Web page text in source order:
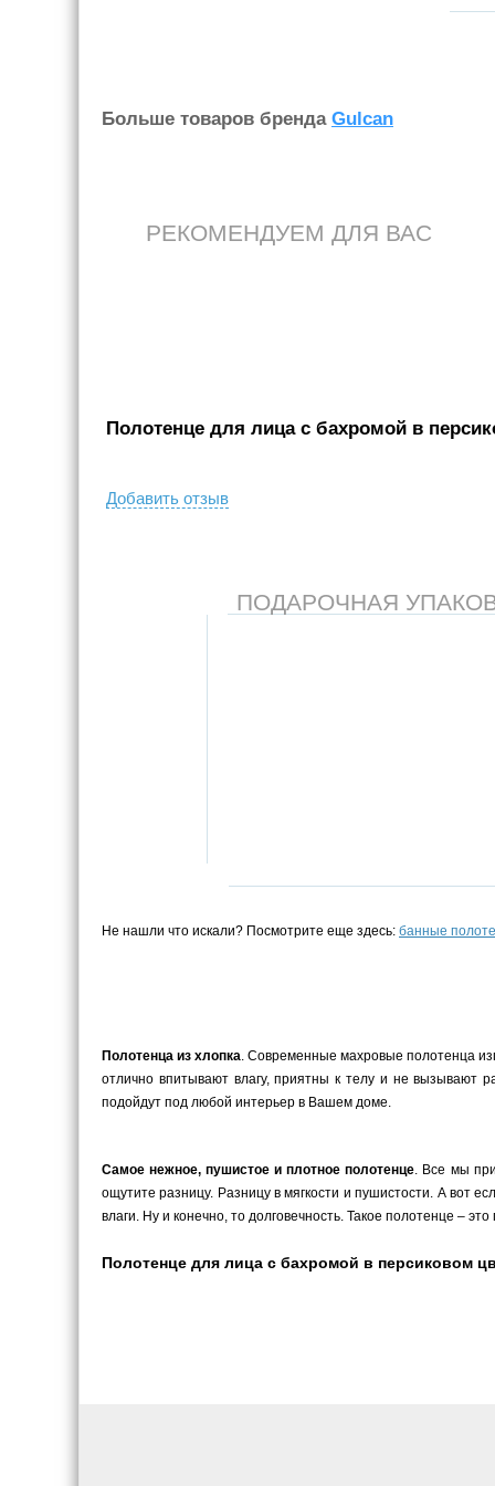
Больше товаров бренда Gulcan
РЕКОМЕНДУЕМ ДЛЯ ВАС
Полотенце для лица с бахромой в
Добавить отзыв
ПОДАРОЧНАЯ
Не нашли что искали? Посмотрите еще здесь: банные
Полотенца из хлопка. Современные махровые полотенца
отлично впитывают влагу, приятны к телу и не вызывают
подойдут под любой интерьер в Вашем доме.
Самое нежное, пушистое и плотное полотенце. Все мы
ощутите разницу. Разницу в мягкости и пушистости. А вот
влаги. Ну и конечно, то долговечность. Такое полотенце –
Полотенце для лица с бахромой в персиковом